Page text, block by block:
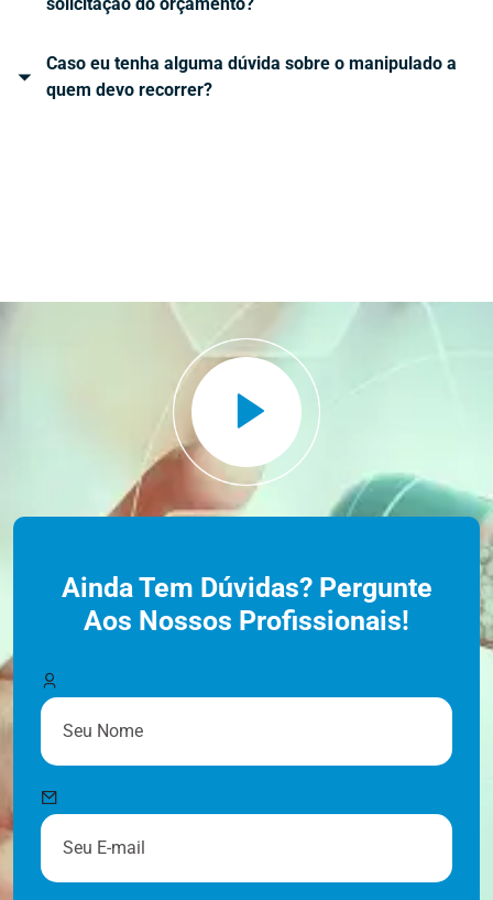
Caso eu tenha alguma dúvida sobre o manipulado a
quem devo recorrer?
Ainda Tem Dúvidas? Pergunte
Aos Nossos Profissionais!